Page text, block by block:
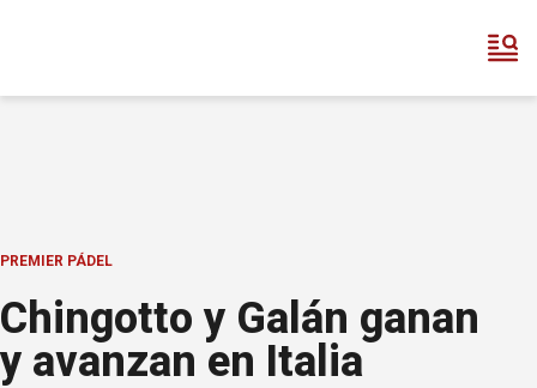
PREMIER PÁDEL
Chingotto y Galán ganan
y avanzan en Italia